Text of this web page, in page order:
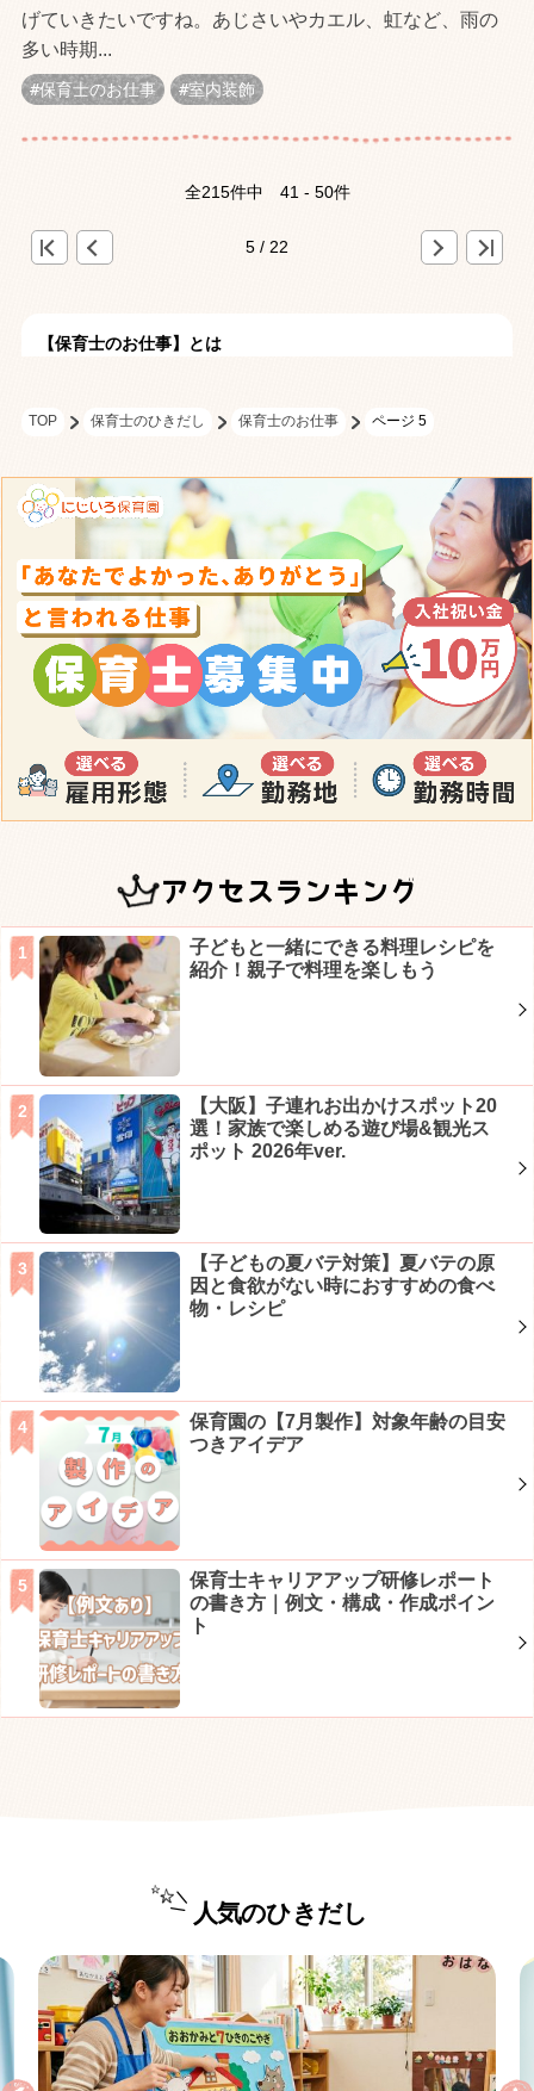
げていきたいですね。あじさいやカエル、虹など、雨の
多い時期...
保育士のお仕事 室内装飾
全215件中 41 - 50件
5 / 22
« >
【保育士のお仕事】とは
TOP 保育士のひきだし 保育士のお仕事 ページ 5
アクセスランキング
子どもと一緒にできる料理レシピを
紹介！親子で料理を楽しもう
【大阪】子連れお出かけスポット20
選！家族で楽しめる遊び場&観光ス
ポット 2026年ver.
【子どもの夏バテ対策】夏バテの原
因と食欲がない時におすすめの食べ
物・レシピ
保育園の【7月製作】対象年齢の目安
つきアイデア
保育士キャリアアップ研修レポート
の書き方｜例文・構成・作成ポイン
ト
人気のひきだし